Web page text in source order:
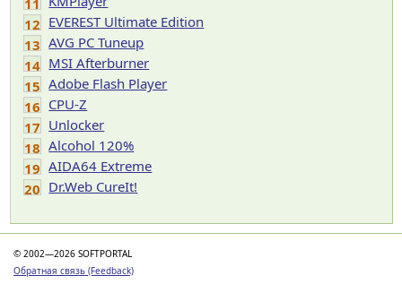
11
12 EVEREST Ultimate Edition
13 AVG PC Tuneup
14 MSI Afterburner
15 Adobe Flash Player
16 CPU-Z
17 Unlocker
18 Alcohol 120%
19 AIDA64 Extreme
20 Dr.Web CureIt!
© 2002—2026 SOFTPORTAL
Обратная связь (Feedback)